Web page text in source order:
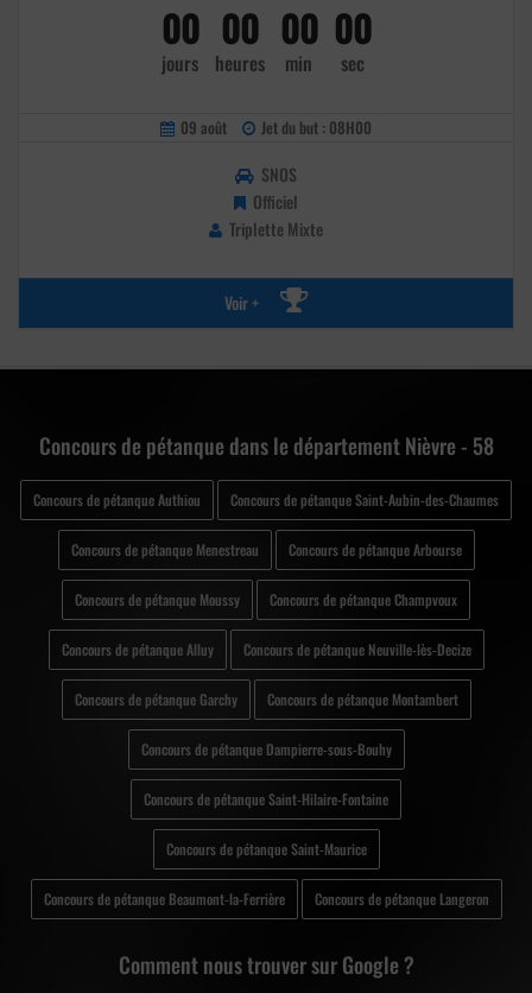
00
jours
00
heures
00
min
00
sec
09 août Jet du but : 08H00
SNOS
Officiel
Triplette Mixte
Voir +
Concours de pétanque dans le département Nièvre - 58
Concours de pétanque Authiou Concours de pétanque Saint-Aubin-des-Chaumes
Concours de pétanque Menestreau Concours de pétanque Arbourse
Concours de pétanque Moussy Concours de pétanque Champvoux
Concours de pétanque Alluy Concours de pétanque Neuville-lès-Decize
Concours de pétanque Garchy Concours de pétanque Montambert
Concours de pétanque Dampierre-sous-Bouhy
Concours de pétanque Saint-Hilaire-Fontaine
Concours de pétanque Saint-Maurice
Concours de pétanque Beaumont-la-Ferrière Concours de pétanque Langeron
Comment nous trouver sur Google ?